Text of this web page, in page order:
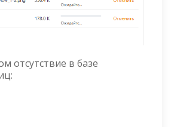
отсутствие в базе